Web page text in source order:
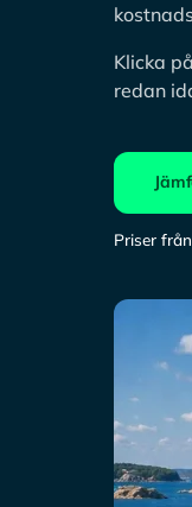
Klicka
redan
Priser